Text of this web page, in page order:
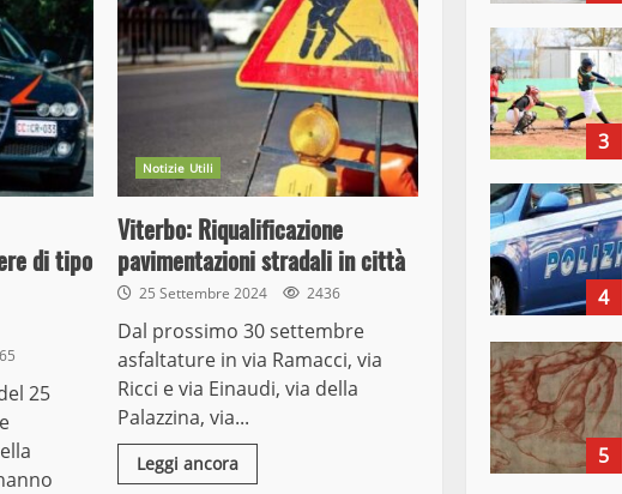
di tipo
25
Notizie Utili
Viterbo: Riqualificazione
pavimentazioni stradali in città
25 Settembre 2024 2436
Dal prossimo 30 settembre
asfaltature in via Ramacci, via
Ricci e via Einaudi, via della
Palazzina, via...
Leggi ancora
3
4
5